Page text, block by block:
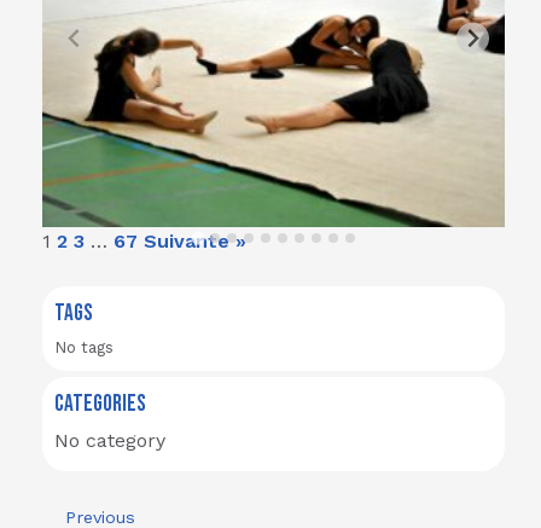
1 2 3 … 67 Suivante »
TAGS
No tags
CATEGORIES
No category
Previous